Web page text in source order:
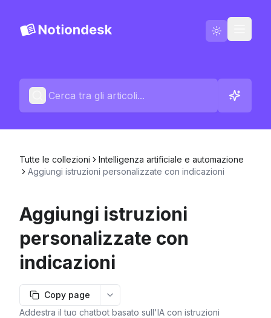
Contattaci
Tutte le collezioni
Intelligenza artificiale e automazione
Aggiungi istruzioni personalizzate con indicazioni
Aggiungi istruzioni
personalizzate con
indicazioni
Copy page
More options
Addestra il tuo chatbot basato sull'IA con istruzioni